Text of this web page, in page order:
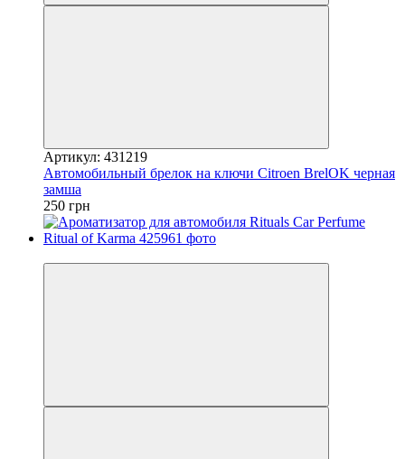
Артикул: 431219
Автомобильный брелок на ключи Citroen BrelOK черная
замша
250 грн